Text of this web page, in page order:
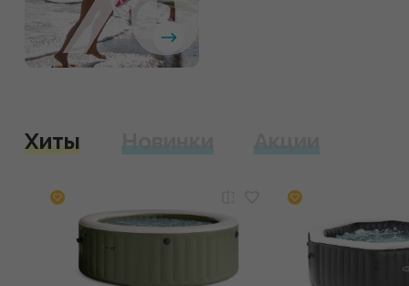
Хиты Новинки Акции